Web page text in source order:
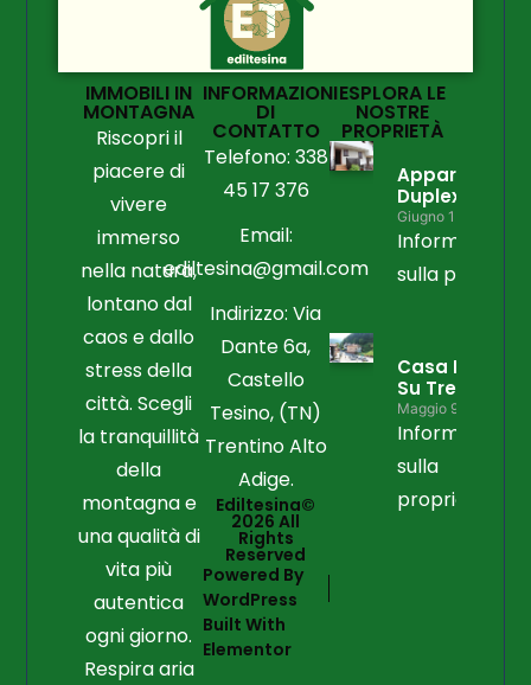
IMMOBILI IN
MONTAGNA
Riscopri il
piacere di
vivere
immerso
nella natura,
lontano dal
caos e dallo
stress della
città. Scegli
la tranquillità
della
montagna e
una qualità di
vita più
autentica
ogni giorno.
Respira aria
INFORMAZIONI
DI
CONTATTO
Telefono: 338
45 17 376
Email:
ediltesina@gmail.com
Indirizzo: Via
Dante 6a,
Castello
Tesino, (TN)
Trentino Alto
Adige.
Ediltesina©
2026 All
Rights
Reserved
Powered By
WordPress
Built With
Elementor
ESPLORA LE
NOSTRE
PROPRIETÀ
Duplex
Giugno 15, 2026
Informazioni
sulla
Casa Libera
Su Tre Lati
Maggio 9, 2026
Informazioni
sulla
proprietà